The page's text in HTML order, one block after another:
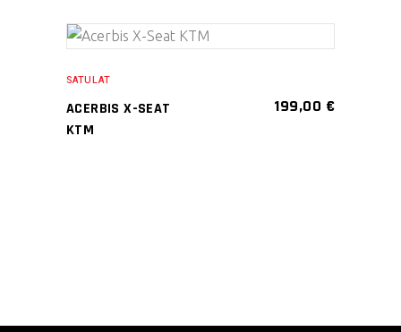
tehdä
valinnat
sivulla.
Tällä
on
SATULAT
ACERBIS X-SEAT
KTM
199,00 €